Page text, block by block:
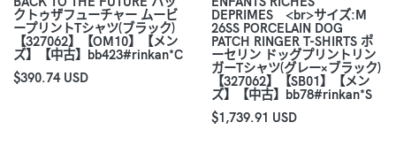
クトゥザフューチャー ムービ
ープリントTシャツ(ブラック)
【327062】【OM10】【メン
ズ】【中古】bb423#rinkan*C
$390.74 USD
DEPRIMES <br>サイズ:M
26SS PORCELAIN DOG
PATCH RINGER T-SHIRTS ポ
ーセリン ドッグプリントリン
ガーTシャツ(グレー×ブラック)
【327062】【SB01】【メン
ズ】【中古】bb78#rinkan*S
$1,739.91 USD